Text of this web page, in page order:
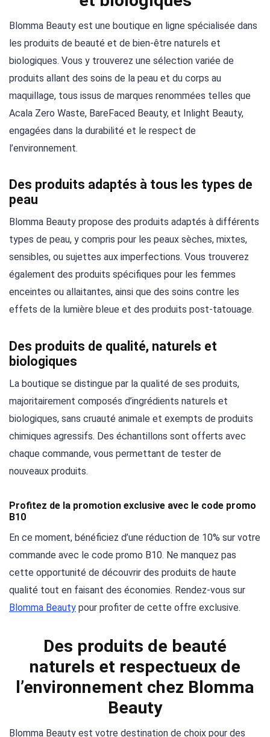
Blomma Beauty est une boutique en ligne spécialisée dans
les produits de beauté et de bien-être naturels et
biologiques. Vous y trouverez une sélection variée de
produits allant des soins de la peau et du corps au
maquillage, tous issus de marques renommées telles que
Acala Zero Waste, BareFaced Beauty, et Inlight Beauty,
engagées dans la durabilité et le respect de
l’environnement.
Des produits adaptés à tous les types de
peau
Blomma Beauty propose des produits adaptés à différents
types de peau, y compris pour les peaux sèches, mixtes,
sensibles, ou sujettes aux imperfections. Vous trouverez
également des produits spécifiques pour les femmes
enceintes ou allaitantes, ainsi que des soins contre les
effets de la lumière bleue et des produits post-tatouage.
Des produits de qualité, naturels et
biologiques
La boutique se distingue par la qualité de ses produits,
majoritairement composés d’ingrédients naturels et
biologiques, sans cruauté animale et exempts de produits
chimiques agressifs. Des échantillons sont offerts avec
chaque commande, vous permettant de tester de
nouveaux produits.
Profitez de la promotion exclusive avec le code promo
B10
En ce moment, bénéficiez d’une réduction de 10% sur votre
commande avec le code promo B10. Ne manquez pas
cette opportunité de découvrir des produits de haute
qualité tout en faisant des économies. Rendez-vous sur
Blomma Beauty pour profiter de cette offre exclusive.
Des produits de beauté
naturels et respectueux de
l’environnement chez Blomma
Beauty
Blomma Beauty est votre destination de choix pour des